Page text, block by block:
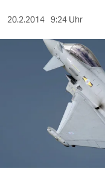
kultur
sport
wahrheit
20.2.2014 9:24 Uhr